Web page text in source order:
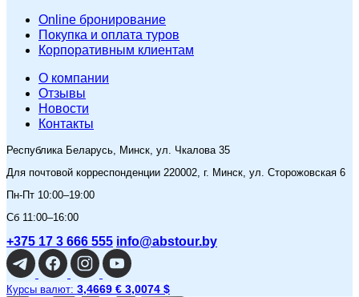
Online бронирование
Покупка и оплата туров
Корпоративным клиентам
O компании
Отзывы
Новости
Контакты
Республика Беларусь, Минск, ул. Чкалова 35
Для почтовой корреспонденции 220002, г. Минск, ул. Сторожовская 6
Пн-Пт 10:00–19:00
Сб 11:00–16:00
+375 17 3 666 555 info@abstour.by
Курсы валют: 3,4669 € 3,0074 $